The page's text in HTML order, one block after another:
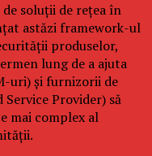
soluții de rețea în
astăzi framework-ul
produselor,
lung de a ajuta
uri) și furnizorii de
Service Provider) să
mai complex al